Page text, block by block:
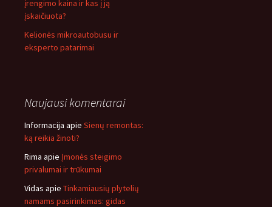
įrengimo kaina ir kas į ją
įskaičiuota?
Kelionės mikroautobusu ir
eksperto patarimai
Naujausi komentarai
Informacija apie Sienų remontas:
ką reikia žinoti?
Rima apie Įmonės steigimo
privalumai ir trūkumai
Vidas apie Tinkamiausių plytelių
namams pasirinkimas: gidas